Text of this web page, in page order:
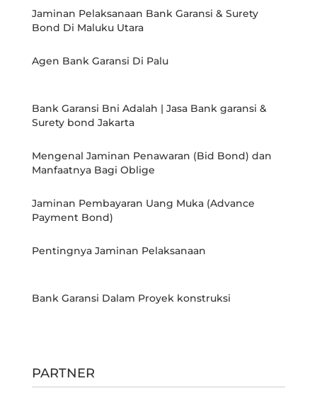
Jaminan Pelaksanaan Bank Garansi & Surety
Bond Di Maluku Utara
Agen Bank Garansi Di Palu
Bank Garansi Bni Adalah | Jasa Bank garansi &
Surety bond Jakarta
Mengenal Jaminan Penawaran (Bid Bond) dan
Manfaatnya Bagi Oblige
Jaminan Pembayaran Uang Muka (Advance
Payment Bond)
Pentingnya Jaminan Pelaksanaan
Bank Garansi Dalam Proyek konstruksi
PARTNER